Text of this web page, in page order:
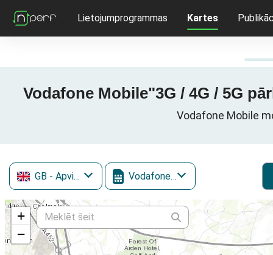
Lietojumprogrammas Kartes
Vodafone Mobile"3G / 4G / 5G
Vodafone Mobile
GB - Apvienotā Karaliste Vodafone Mobile
+
−